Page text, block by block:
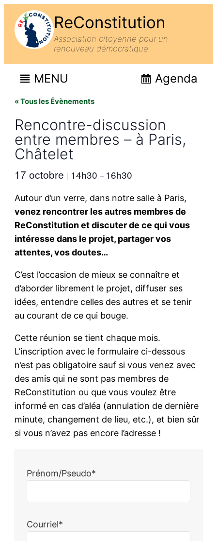
ReConstitution
Association citoyenne pour un
renouveau démocratique
MENU Agenda
« Tous les Évènements
Rencontre-discussion
entre membres – à Paris,
Châtelet
17 octobre | 14h30– 16h30
Autour d’un verre, dans notre salle à Paris,
venez rencontrer les autres membres de
ReConstitution et discuter de ce qui vous
intéresse dans le projet, partager vos
attentes, vos doutes…
C’est l’occasion de mieux se connaître et
d’aborder librement le projet, diffuser ses
idées, entendre celles des autres et se tenir
au courant de ce qui bouge.
Cette réunion se tient chaque mois.
L’inscription avec le formulaire ci-dessous
n’est pas obligatoire sauf si vous venez avec
des amis qui ne sont pas membres de
ReConstitution ou que vous voulez être
informé en cas d’aléa (annulation de dernière
minute, changement de lieu, etc.), et bien sûr
si vous n’avez pas encore l’adresse !
Prénom/Pseudo*
Courriel*